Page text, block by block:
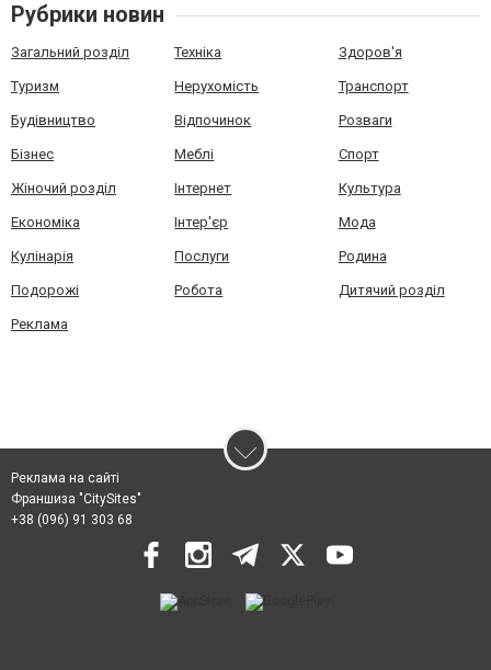
Рубрики новин
Загальний розділ Техніка Здоров'я
Туризм Нерухомість Транспорт
Будівництво Відпочинок Розваги
Бізнес Меблі Спорт
Жіночий розділ Інтернет Культура
Економіка Інтер'єр Мода
Кулінарія Послуги Родина
Подорожі Робота Дитячий розділ
Реклама
Реклама на сайті
Франшиза "CitySites"
+38 (096) 91 303 68